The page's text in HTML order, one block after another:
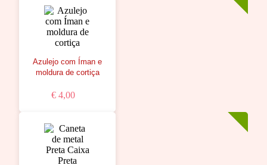
Azulejo com Íman e
moldura de cortiça
€ 4,00